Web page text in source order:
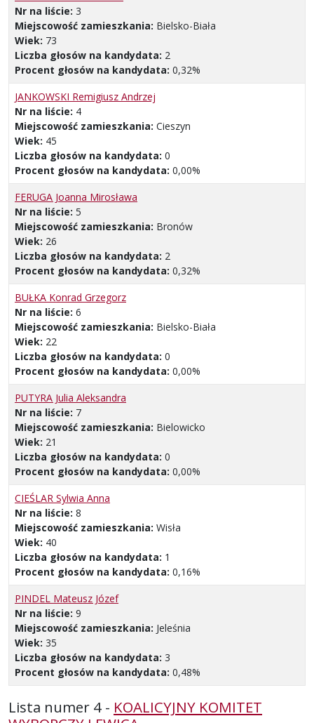
Nr na liście: 3
Miejscowość zamieszkania: Bielsko-Biała
Wiek: 73
Liczba głosów na kandydata: 2
Procent głosów na kandydata: 0,32%
JANKOWSKI Remigiusz Andrzej
Nr na liście: 4
Miejscowość zamieszkania: Cieszyn
Wiek: 45
Liczba głosów na kandydata: 0
Procent głosów na kandydata: 0,00%
FERUGA Joanna Mirosława
Nr na liście: 5
Miejscowość zamieszkania: Bronów
Wiek: 26
Liczba głosów na kandydata: 2
Procent głosów na kandydata: 0,32%
BUŁKA Konrad Grzegorz
Nr na liście: 6
Miejscowość zamieszkania: Bielsko-Biała
Wiek: 22
Liczba głosów na kandydata: 0
Procent głosów na kandydata: 0,00%
PUTYRA Julia Aleksandra
Nr na liście: 7
Miejscowość zamieszkania: Bielowicko
Wiek: 21
Liczba głosów na kandydata: 0
Procent głosów na kandydata: 0,00%
CIEŚLAR Sylwia Anna
Nr na liście: 8
Miejscowość zamieszkania: Wisła
Wiek: 40
Liczba głosów na kandydata: 1
Procent głosów na kandydata: 0,16%
PINDEL Mateusz Józef
Nr na liście: 9
Miejscowość zamieszkania: Jeleśnia
Wiek: 35
Liczba głosów na kandydata: 3
Procent głosów na kandydata: 0,48%
Lista numer 4 - KOALICYJNY KOMITET